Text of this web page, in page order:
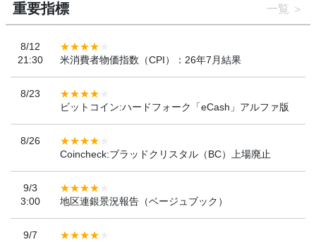
重要指標 一覧
8/12
21:30
米消費者物価指数（CPI）：26年7月結果
8/23
ビットコイン:ハードフォーク「eCash」アルファ版
8/26
Coincheck:ブラッドクリスタル（BC）上場廃止
9/3
3:00
地区連銀景況報告（ベージュブック）
9/7